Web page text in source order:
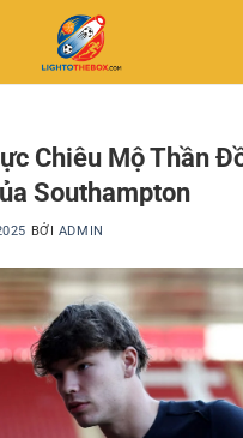
Chiêu Mộ Thần
Southampton
BỞI ADMIN